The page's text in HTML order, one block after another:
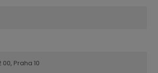
00, Praha 10